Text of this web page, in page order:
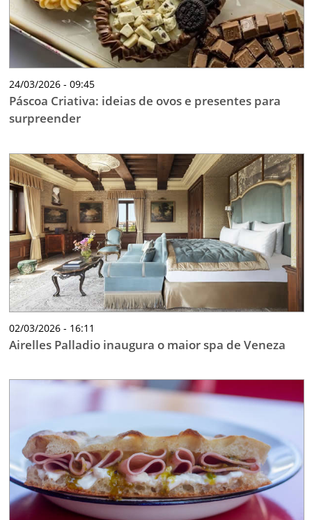
24/03/2026 - 09:45
Páscoa Criativa: ideias de ovos e presentes para
surpreender
02/03/2026 - 16:11
Airelles Palladio inaugura o maior spa de Veneza